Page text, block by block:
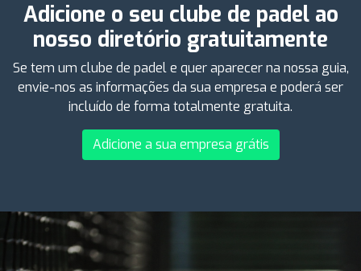
Adicione o seu clube de padel ao
nosso diretório gratuitamente
Se tem um clube de padel e quer aparecer na nossa guia,
envie-nos as informações da sua empresa e poderá ser
incluído de forma totalmente gratuita.
Adicione a sua empresa grátis